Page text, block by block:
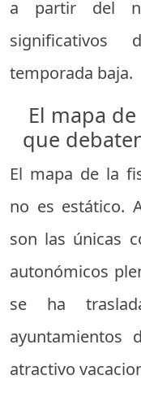
a partir del
temporada baja.
El mapa
que
El mapa de la
no es estático.
son las únicas
autonómicos
se ha
ayuntamientos
atractivo